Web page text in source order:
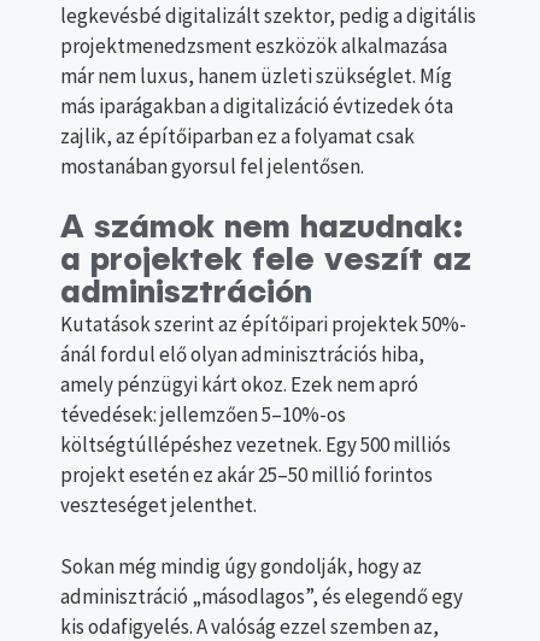
legkevésbé digitalizált szektor, pedig a digitális
projektmenedzsment eszközök alkalmazása
már nem luxus, hanem üzleti szükséglet. Míg
más iparágakban a digitalizáció évtizedek óta
zajlik, az építőiparban ez a folyamat csak
mostanában gyorsul fel jelentősen.
A számok nem hazudnak:
a projektek fele veszít az
adminisztráción
Kutatások szerint az építőipari projektek 50%-
ánál fordul elő olyan adminisztrációs hiba,
amely pénzügyi kárt okoz. Ezek nem apró
tévedések: jellemzően 5–10%-os
költségtúllépéshez vezetnek. Egy 500 milliós
projekt esetén ez akár 25–50 millió forintos
veszteséget jelenthet.
Sokan még mindig úgy gondolják, hogy az
adminisztráció „másodlagos”, és elegendő egy
kis odafigyelés. A valóság ezzel szemben az,